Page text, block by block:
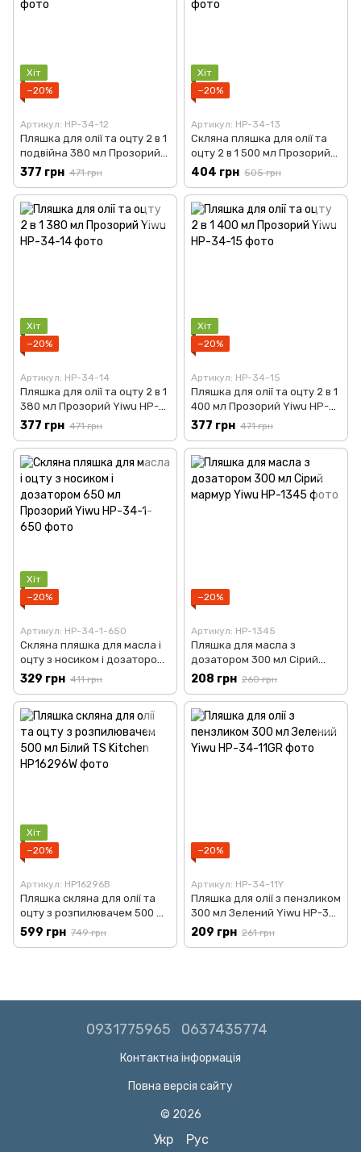
Хіт
−20%
Артикул: HP-34-12
Пляшка для олії та оцту 2 в 1
подвійна 380 мл Прозорий
Yiwu HP-34-12
377 грн 471 грн
Хіт
−20%
Артикул: HP-34-13
Скляна пляшка для олії та
оцту 2 в 1 500 мл Прозорий
Yiwu HP-34-13
404 грн 505 грн
Хіт
−20%
Артикул: HP-34-14
Пляшка для олії та оцту 2 в 1
380 мл Прозорий Yiwu HP-
34-14
377 грн 471 грн
Хіт
−20%
Артикул: HP-34-15
Пляшка для олії та оцту 2 в 1
400 мл Прозорий Yiwu HP-
34-15
377 грн 471 грн
Хіт
−20%
Артикул: HP-34-1-650
Скляна пляшка для масла і
оцту з носиком і дозатором
650 мл Прозорий Yiwu HP-
34-1-650
329 грн 411 грн
−20%
Артикул: HP-1345
Пляшка для масла з
дозатором 300 мл Сірий
мармур Yiwu HP-1345
208 грн 260 грн
Хіт
−20%
Артикул: HP16296B
Пляшка скляна для олії та
оцту з розпилювачем 500 мл
Білий TS Kitchen HP16296W
599 грн 749 грн
−20%
Артикул: HP-34-11Y
Пляшка для олії з пензликом
300 мл Зелений Yiwu HP-34-
11GR
209 грн 261 грн
0931775965 0637435774
Контактна інформація
Повна версія сайту
© 2026
Укр Рус